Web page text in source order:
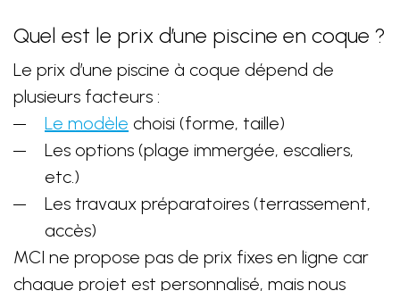
Quel est le prix d’une piscine en coque ?
Le prix d’une piscine à coque dépend de
plusieurs facteurs :
Le modèle choisi (forme, taille)
Les options (plage immergée, escaliers,
etc.)
Les travaux préparatoires (terrassement,
accès)
MCI ne propose pas de prix fixes en ligne car
chaque projet est personnalisé, mais nous